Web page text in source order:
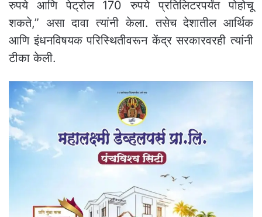
रुपये आणि पेट्रोल 170 रुपये प्रतिलिटरपर्यंत पोहोचू
शकते,” असा दावा त्यांनी केला. तसेच देशातील आर्थिक
आणि इंधनविषयक परिस्थितीवरून केंद्र सरकारवरही त्यांनी
टीका केली.